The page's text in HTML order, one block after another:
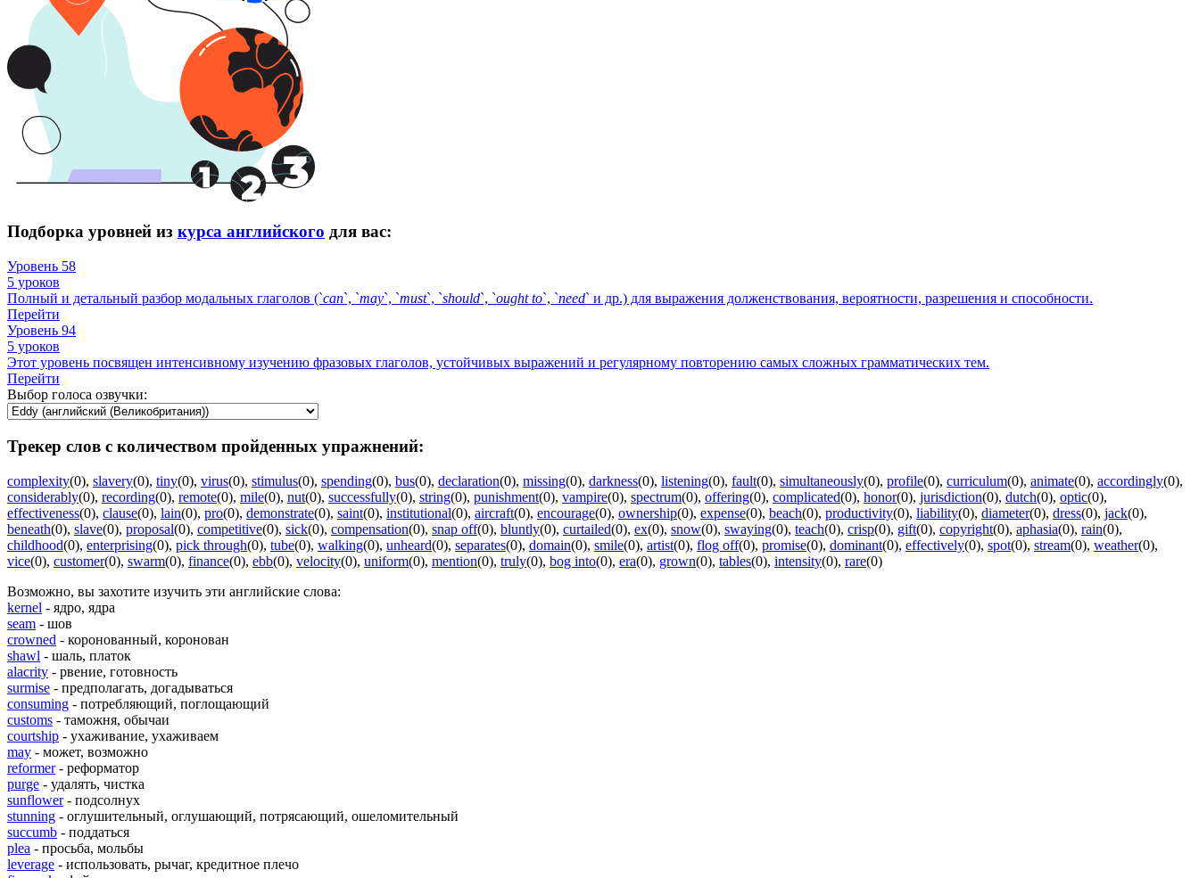
Подборка уровней из курса английского для вас:
Уровень 58
5 уроков
Полный и детальный разбор модальных глаголов (`can`, `may`, `must`, `should`, `ought to`, `need` и др.) для выражения долженствования, вероятности, разрешения и способности.
Перейти
Уровень 94
5 уроков
Этот уровень посвящен интенсивному изучению фразовых глаголов, устойчивых выражений и регулярному повторению самых сложных грамматических тем.
Перейти
Выбор голоса озвучки:
Трекер слов с количеством пройденных упражнений:
complexity(0), slavery(0), tiny(0), virus(0), stimulus(0), spending(0), bus(0), declaration(0), missing(0), darkness(0), listening(0), fault(0), simultaneously(0), profile(0), curriculum(0), animate(0), accordingly(0),
considerably(0), recording(0), remote(0), mile(0), nut(0), successfully(0), string(0), punishment(0), vampire(0), spectrum(0), offering(0), complicated(0), honor(0), jurisdiction(0), dutch(0), optic(0),
effectiveness(0), clause(0), lain(0), pro(0), demonstrate(0), saint(0), institutional(0), aircraft(0), encourage(0), ownership(0), expense(0), beach(0), productivity(0), liability(0), diameter(0), dress(0), jack(0),
beneath(0), slave(0), proposal(0), competitive(0), sick(0), compensation(0), snap off(0), bluntly(0), curtailed(0), ex(0), snow(0), swaying(0), teach(0), crisp(0), gift(0), copyright(0), aphasia(0), rain(0),
childhood(0), enterprising(0), pick through(0), tube(0), walking(0), unheard(0), separates(0), domain(0), smile(0), artist(0), flog off(0), promise(0), dominant(0), effectively(0), spot(0), stream(0), weather(0),
vice(0), customer(0), swarm(0), finance(0), ebb(0), velocity(0), uniform(0), mention(0), truly(0), bog into(0), era(0), grown(0), tables(0), intensity(0), rare(0)
Возможно, вы захотите изучить эти английские слова:
kernel - ядро, ядра
seam - шов
crowned - коронованный, коронован
shawl - шаль, платок
alacrity - рвение, готовность
surmise - предполагать, догадываться
consuming - потребляющий, поглощающий
customs - таможня, обычаи
courtship - ухаживание, ухаживаем
may - может, возможно
reformer- реформатор
purge - удалять, чистка
sunflower- подсолнух
stunning - оглушительный, оглушающий, потрясающий, ошеломительный
succumb - поддаться
plea - просьба, мольбы
leverage - использовать, рычаг, кредитное плечо